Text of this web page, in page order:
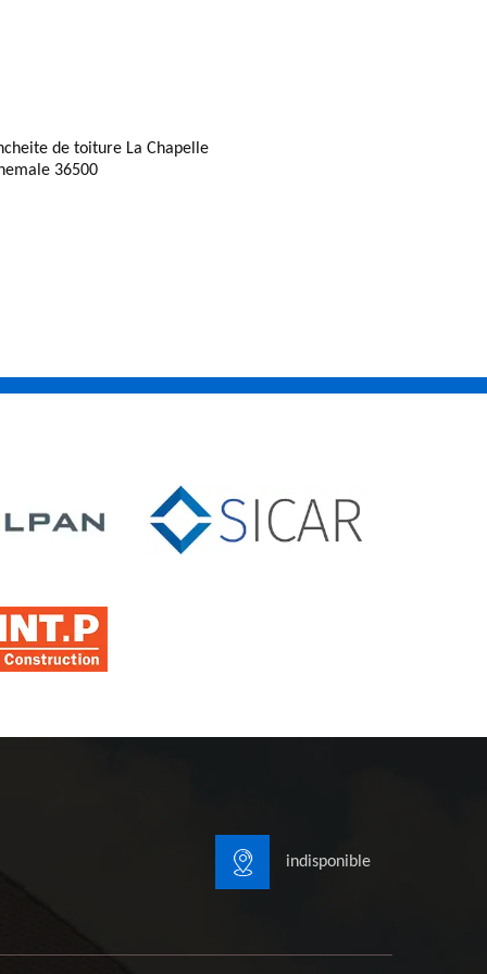
de toiture La Chapelle
36500
indisponible